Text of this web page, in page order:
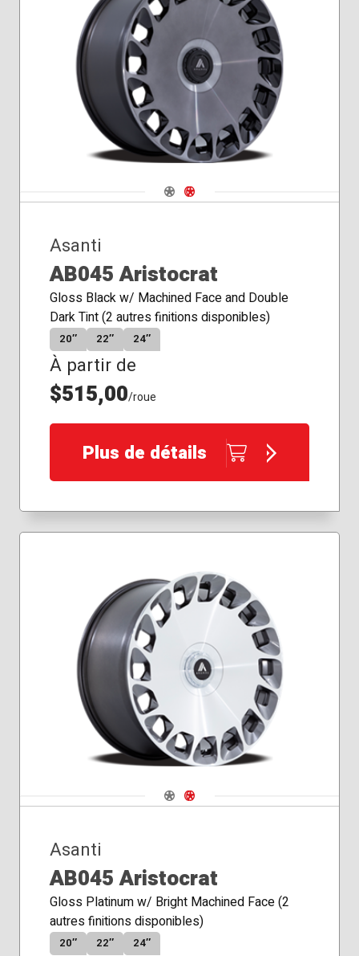
Navigate 1
Navigate 2
Asanti
AB045 Aristocrat
Gloss Black w/ Machined Face and Double
Dark Tint (2 autres finitions disponibles)
20″ 22″ 24″
À partir de
$515,00/roue
Plus de détails
Navigate 1
Navigate 2
Asanti
AB045 Aristocrat
Gloss Platinum w/ Bright Machined Face (2
autres finitions disponibles)
20″ 22″ 24″